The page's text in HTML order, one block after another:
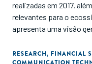
realizadas em 2017,
relevantes para o
apresenta uma visão
distribuição geográfica
RESEARCH, FINANCIAL